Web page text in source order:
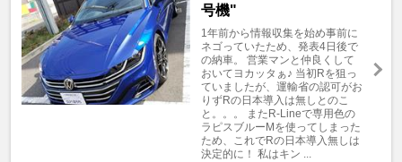
号機"
1年前から情報収集を始め事前に
ネゴっていたため、発表4日後で
の納車。 営業マンと仲良くして
おいてヨカッタぁ♪ 当初Rを狙っ
ていましたが、運輸省の認可がお
りずRの日本導入は無しとのこ
と。。。 またR-Lineで専用色の
ラピスブルーMを使ってしまった
ため、これでRの日本導入無しは
決定的に！ 私はキン ...